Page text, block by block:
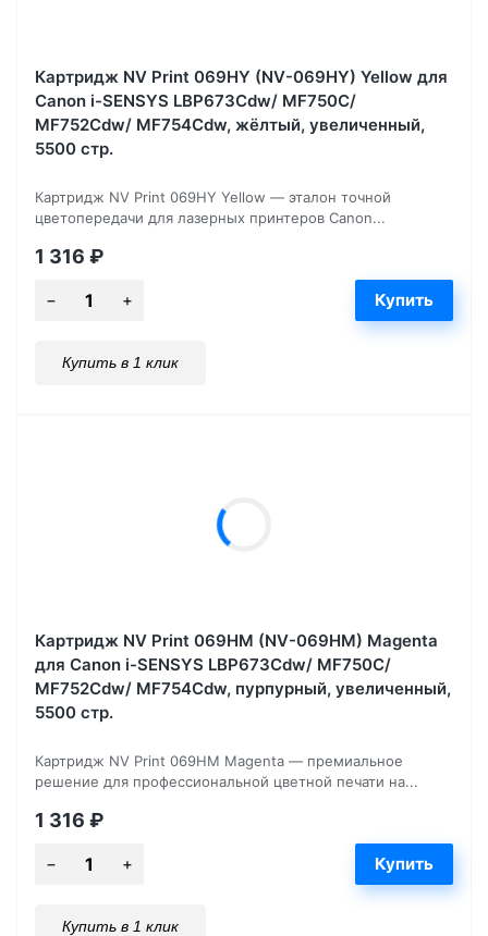
Картридж NV Print 069HY (NV-069HY) Yellow для
Canon i-SENSYS LBP673Cdw/ MF750C/
MF752Cdw/ MF754Cdw, жёлтый, увеличенный,
5500 стр.
Картридж NV Print 069HY Yellow — эталон точной
цветопередачи для лазерных принтеров Canon...
1 316 ₽
Купить в 1 клик
Картридж NV Print 069HM (NV-069HM) Magenta
для Canon i-SENSYS LBP673Cdw/ MF750C/
MF752Cdw/ MF754Cdw, пурпурный, увеличенный,
5500 стр.
Картридж NV Print 069HM Magenta — премиальное
решение для профессиональной цветной печати на...
1 316 ₽
Купить в 1 клик